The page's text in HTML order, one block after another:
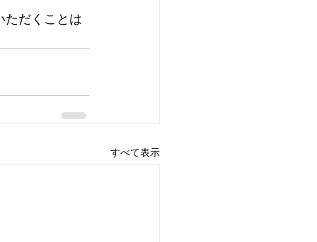
ただくことは
すべて表示